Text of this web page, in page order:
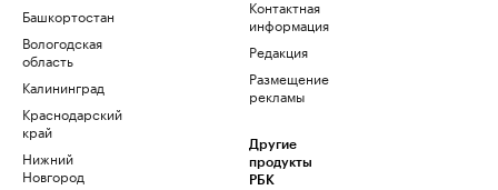
Башкортостан
Вологодская
область
Калининград
Краснодарский
край
Нижний
Новгород
Контактная
информация
Редакция
Размещение
рекламы
Другие
продукты
РБК